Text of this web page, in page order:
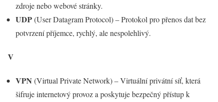
zdroje nebo webové stránky.
UDP(User Datagram Protocol) – Protokol pro přenos dat bez
potvrzení příjemce, rychlý, ale nespolehlivý.
V
VPN (Virtual Private Network) – Virtuální privátní síť, která
šifruje internetový provoz a poskytuje bezpečný přístup k